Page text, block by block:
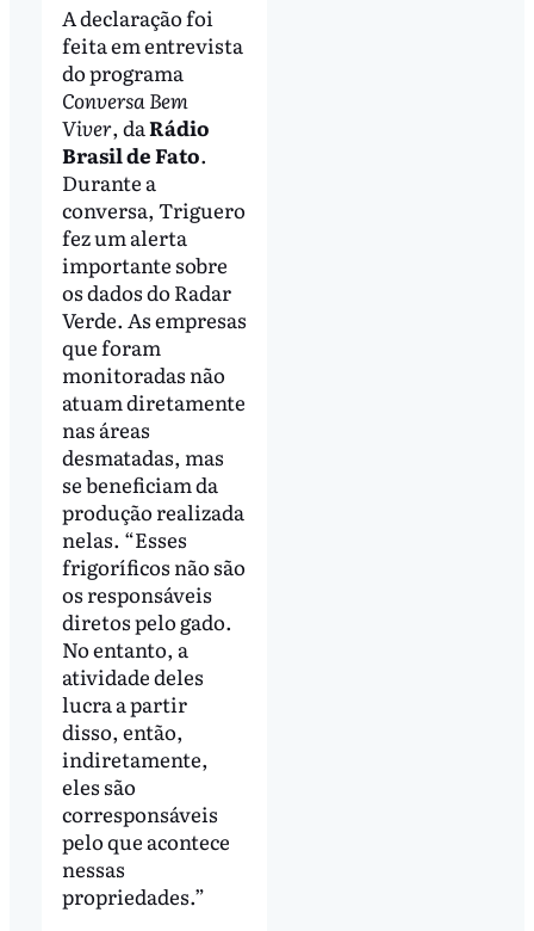
A declaração foi
feita em entrevista
do programa
Conversa Bem
Viver, daRádio
Brasil de Fato.
Durante a
conversa, Triguero
fez um alerta
importante sobre
os dados do Radar
Verde. As empresas
que foram
monitoradas não
atuam diretamente
nas áreas
desmatadas, mas
se beneficiam da
produção realizada
nelas. “Esses
frigoríficos não são
os responsáveis
diretos pelo gado.
No entanto, a
atividade deles
lucra a partir
disso, então,
indiretamente,
eles são
corresponsáveis
pelo que acontece
nessas
propriedades.”